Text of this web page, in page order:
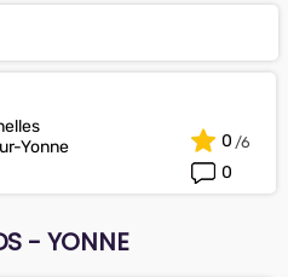
Yonne
0
0
- YONNE